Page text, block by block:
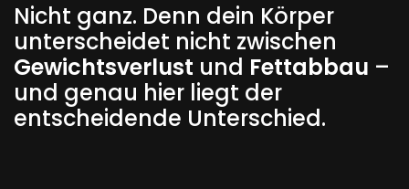
Nicht ganz. Denn dein Körper
unterscheidet nicht zwischen
Gewichtsverlust und Fettabbau –
und genau hier liegt der
entscheidende Unterschied.